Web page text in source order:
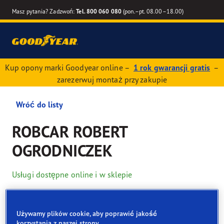
Masz pytania? Zadzwoń:Tel. 800 060 080(pon.–pt. 08.00–18.00)
Kup opony marki Goodyear online – 1 rok gwarancji gratis –
zarezerwuj montaż przy zakupie
Wróć do listy
ROBCAR ROBERT
OGRODNICZEK
Usługi dostępne online i w sklepie
Dane kontaktowe Opony Usługi
Używamy plików cookie, aby poprawić jakość